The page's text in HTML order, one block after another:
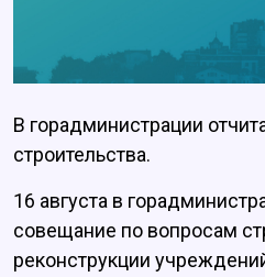
В горадминистрации
строительства.
16 августа в
совещание по вопросам
реконструкции